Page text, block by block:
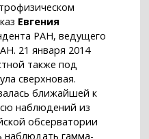
Евгения
РАН, ведущего
21 января 2014
также под
сверхновая.
ближайшей к
наблюдений из
обсерватории
наблюдать гамма-